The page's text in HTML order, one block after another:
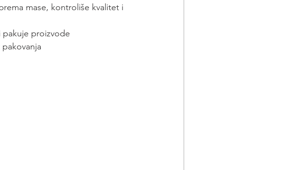
mase, kontroliše kvalitet i
proizvode